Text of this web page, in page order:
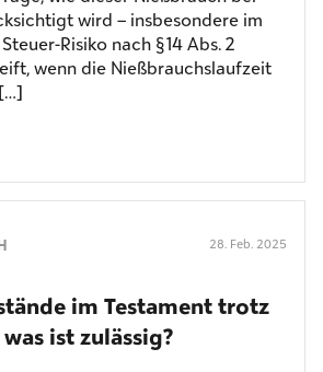
wird – insbesondere im
Risiko nach § 14 Abs. 2
wenn die Nießbrauchslaufzeit
28. Feb. 2025
im Testament trotz
ist zulässig?